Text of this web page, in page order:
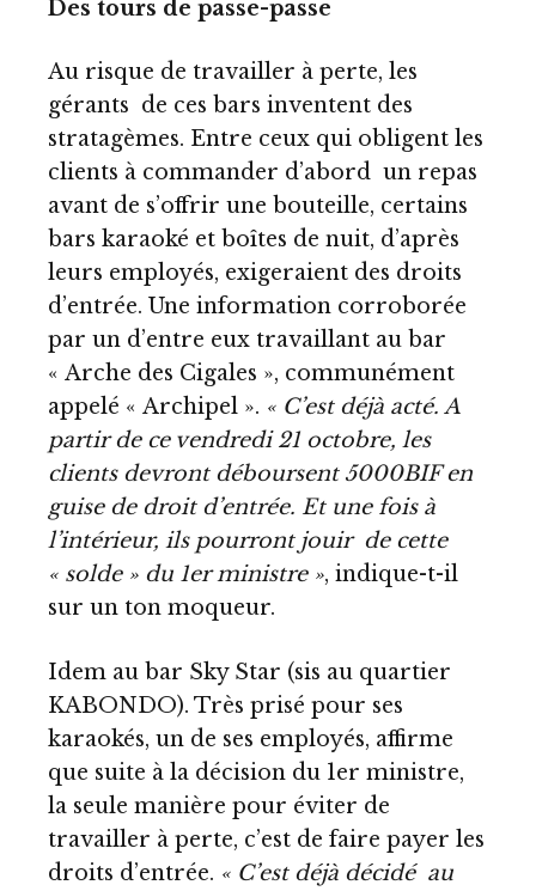
Des tours de passe-passe
Au risque de travailler à perte, les
gérants de ces bars inventent des
stratagèmes. Entre ceux qui obligent les
clients à commander d’abord un repas
avant de s’offrir une bouteille, certains
bars karaoké et boîtes de nuit, d’après
leurs employés, exigeraient des droits
d’entrée. Une information corroborée
par un d’entre eux travaillant au bar
« Arche des Cigales », communément
appelé « Archipel ». « C’est déjà acté. A
partir de ce vendredi 21 octobre, les
clients devront déboursent 5000BIF en
guise de droit d’entrée. Et une fois à
l’intérieur, ils pourront jouir de cette
« solde » du 1er ministre », indique-t-il
sur un ton moqueur.
Idem au bar Sky Star (sis au quartier
KABONDO). Très prisé pour ses
karaokés, un de ses employés, affirme
que suite à la décision du 1er ministre,
la seule manière pour éviter de
travailler à perte, c’est de faire payer les
droits d’entrée. « C’est déjà décidé au